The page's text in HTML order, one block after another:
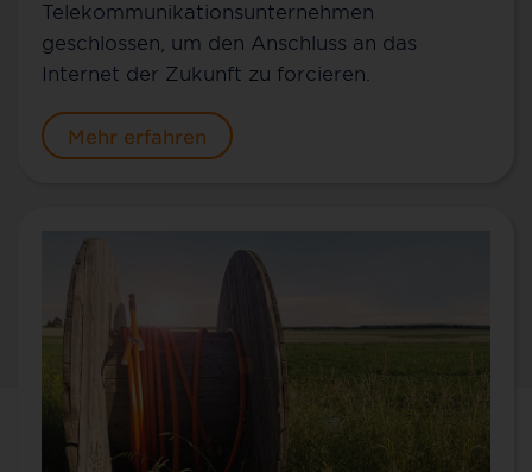
Telekommunikationsunternehmen
geschlossen, um den Anschluss an das
Internet der Zukunft zu forcieren.
Mehr erfahren
Kontakt für Forchtenberg